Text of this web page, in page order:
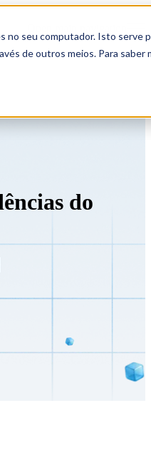
no seu computador. Isto serve
de outros meios. Para saber
do